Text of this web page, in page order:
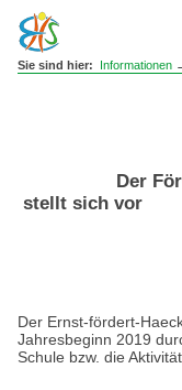
Sie sind hier: Informationen→
Der
stellt
Der Ernst-fördert-
Jahresbeginn 2019
Schule bzw. die